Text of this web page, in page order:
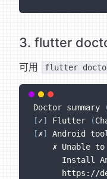
3. flutter
可用 flutter
Doctor summary
[✓] Flutter (
[✗] Android
    ✗ Unable to
Install
https://